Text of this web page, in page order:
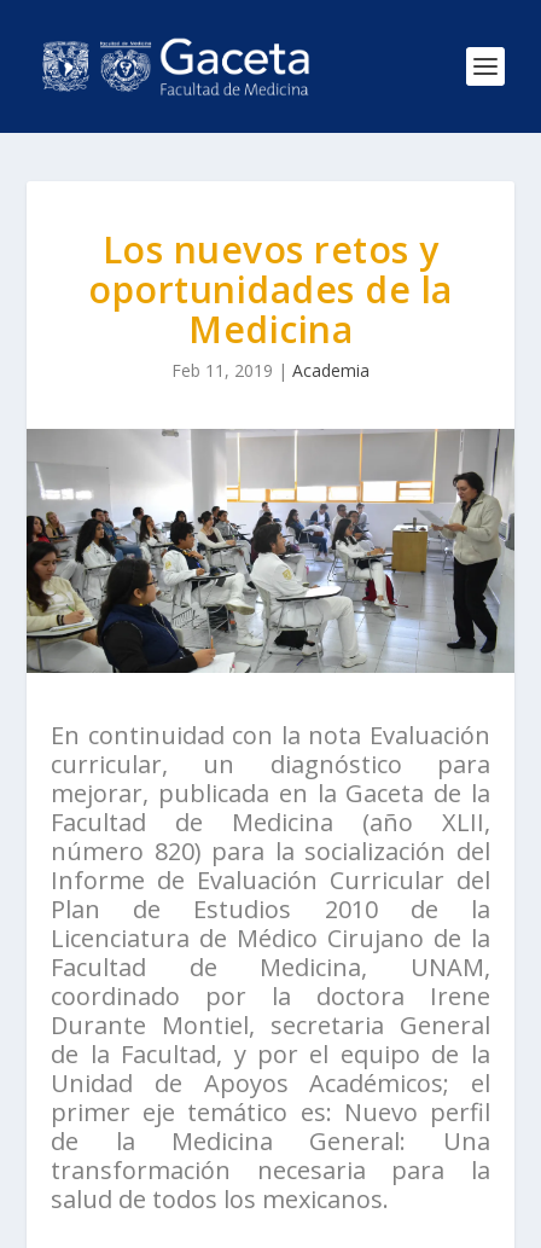
Los nuevos retos y
oportunidades de la
Medicina
Feb 11, 2019 | Academia
En continuidad con la nota Evaluación
curricular, un diagnóstico para
mejorar, publicada en la Gaceta de la
Facultad de Medicina (año XLII,
número 820) para la socialización del
Informe de Evaluación Curricular del
Plan de Estudios 2010 de la
Licenciatura de Médico Cirujano de la
Facultad de Medicina, UNAM,
coordinado por la doctora Irene
Durante Montiel, secretaria General
de la Facultad, y por el equipo de la
Unidad de Apoyos Académicos; el
primer eje temático es: Nuevo perfil
de la Medicina General: Una
transformación necesaria para la
salud de todos los mexicanos.